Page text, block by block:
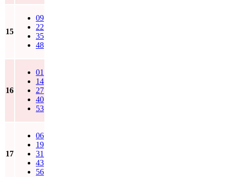
15
09
22
35
48
16
01
14
27
40
53
17
06
19
31
43
56